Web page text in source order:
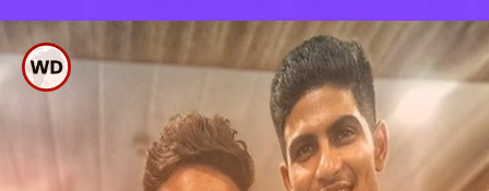
ಡೆಲ್ಲಿ ಡಗೌಟ್ ನಲ್ಲಿ ರಿಷಬ್